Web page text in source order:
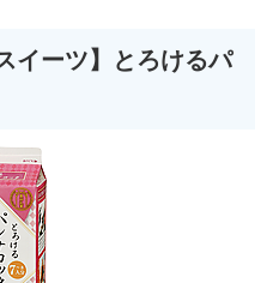
イーツ】とろけるパ